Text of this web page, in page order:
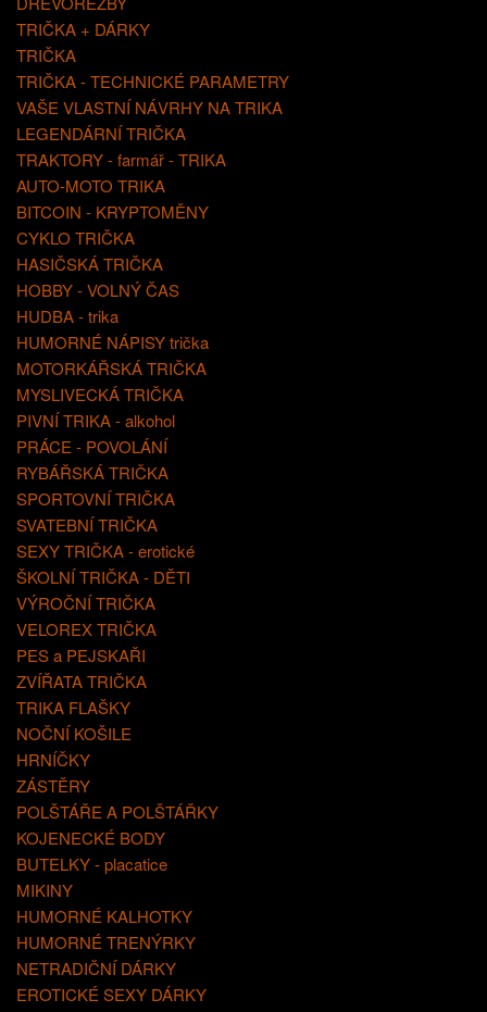
TRIČKA + DÁRKY
TRIČKA
TRIČKA - TECHNICKÉ PARAMETRY
VAŠE VLASTNÍ NÁVRHY NA TRIKA
LEGENDÁRNÍ TRIČKA
TRAKTORY - farmář - TRIKA
AUTO-MOTO TRIKA
BITCOIN - KRYPTOMĚNY
CYKLO TRIČKA
HASIČSKÁ TRIČKA
HOBBY - VOLNÝ ČAS
HUDBA - trika
HUMORNÉ NÁPISY trička
MOTORKÁŘSKÁ TRIČKA
MYSLIVECKÁ TRIČKA
PIVNÍ TRIKA - alkohol
PRÁCE - POVOLÁNÍ
RYBÁŘSKÁ TRIČKA
SPORTOVNÍ TRIČKA
SVATEBNÍ TRIČKA
SEXY TRIČKA - erotické
ŠKOLNÍ TRIČKA - DĚTI
VÝROČNÍ TRIČKA
VELOREX TRIČKA
PES a PEJSKAŘI
ZVÍŘATA TRIČKA
TRIKA FLAŠKY
NOČNÍ KOŠILE
HRNÍČKY
ZÁSTĚRY
POLŠTÁŘE A POLŠTÁŘKY
KOJENECKÉ BODY
BUTELKY - placatice
MIKINY
HUMORNÉ KALHOTKY
HUMORNÉ TRENÝRKY
NETRADIČNÍ DÁRKY
EROTICKÉ SEXY DÁRKY